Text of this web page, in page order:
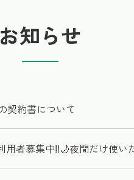
お知らせ
契約書について
者募集中‼️🌙夜間だけ使